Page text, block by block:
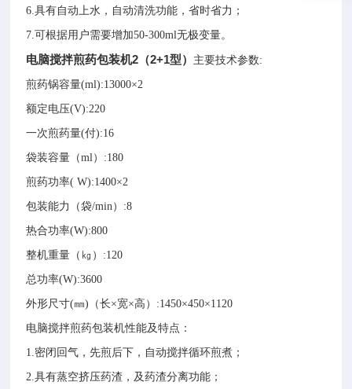
6.具有自动上水，自动清洗功能，省时省力；
7.可根据用户需要增加50-300ml无极变量。
电脑搅拌煎药包装机2（2+1型） 主要技术参数:
煎药锅容量(ml):13000×2
额定电压(V):220
一次煎药量(付):16
袋装容量（ml） :180
煎药功率( W):1400×2
包装能力（袋/min） :8
热合功率(W):800
整机重量（㎏） :120
总功率(W):3600
外形尺寸(㎜)（长×宽×高） :1450×450×1120
电脑搅拌煎药包装机性能及特点：
1.密闭回气，先煎后下，自动搅拌循环煎煮；
2.具有蒸空挤压药渣，及药渣分离功能；